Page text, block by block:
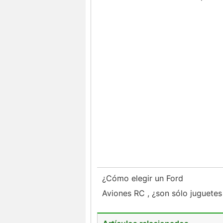
¿Cómo elegir un Ford
Aviones RC , ¿son sólo